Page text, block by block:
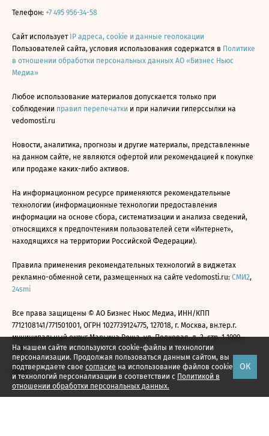
На нашем сайте используются cookie-файлы и технологии
персонализации. Продолжая пользоваться данным сайтом, вы
подтверждаете свое согласие на использование файлов cookie
и технологий персонализации в соответствии с Политикой в
отношении обработки персональных данных.
ОК
Телефон: +7 495 956-34-58
Сайт использует IP адреса, cookie и данные геолокации
Пользователей сайта, условия использования содержатся в Политике
в отношении обработки персональных данных АО «Бизнес Ньюс
Медиа»
Любое использование материалов допускается только при
соблюдении правил перепечатки и при наличии гиперссылки на
vedomosti.ru
Новости, аналитика, прогнозы и другие материалы, представленные
на данном сайте, не являются офертой или рекомендацией к покупке
или продаже каких-либо активов.
На информационном ресурсе применяются рекомендательные
технологии (информационные технологии предоставления
информации на основе сбора, систематизации и анализа сведений,
относящихся к предпочтениям пользователей сети «Интернет»,
находящихся на территории Российской Федерации).
Правила применения рекомендательных технологий в виджетах
рекламно-обменной сети, размещенных на сайте vedomosti.ru: СМИ2,
24smi
Все права защищены © АО Бизнес Ньюс Медиа, ИНН/КПП
7712108141/771501001, ОГРН 1027739124775, 127018, г. Москва, вн.тер.г.
муниципальный округ Марьина Роща, ул. Полковая, д. 3, стр. 1 1999—
2026